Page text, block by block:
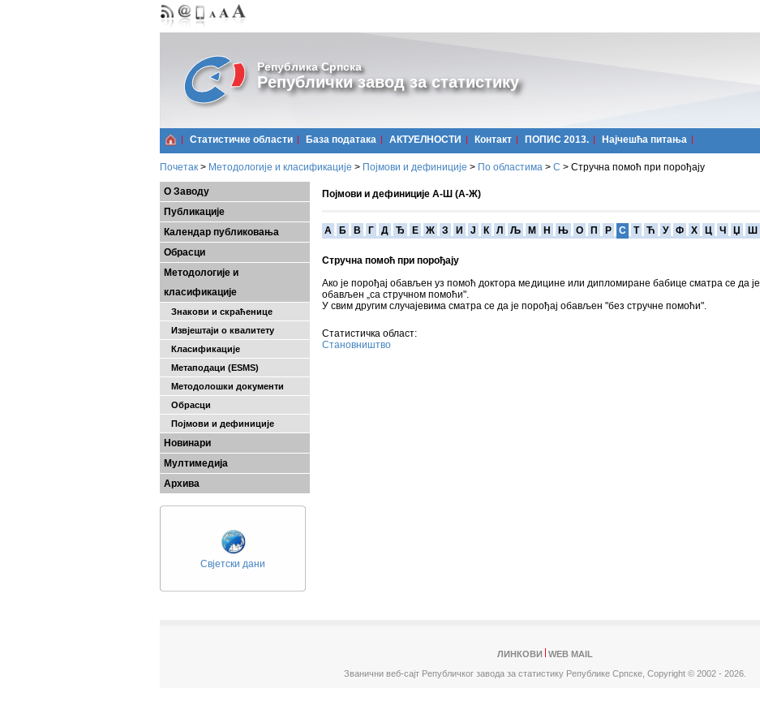
Република Српска
Републички завод за статистику
Статистичке области Базa података АКТУЕЛНОСТИ Контакт ПОПИС 2013. Најчешћa питања
Почетак > Методологије и класификације > Појмови и дефиниције > По областима > С > Стручна помоћ при порођају
О Заводу
Публикације
Календар публиковања
Обрасци
Методологије и
класификације
Знакови и скраћенице
Извјештаји о квалитету
Класификације
Метаподаци (ESMS)
Методолошки документи
Обрасци
Појмови и дефиниције
Новинари
Мултимедија
Архива
Свјетски дани
Појмови и дефиниције А-Ш (А-Ж)
A Б В Г Д Ђ Е Ж З И Ј К Л Љ М Н Њ О П Р С Т Ћ У Ф Х Ц Ч Џ Ш
Стручна помоћ при порођају
Ако је порођај обављен уз помоћ доктора медицине или дипломиране бабице сматра се да је
обављен „са стручном помоћи".
У свим другим случајевима сматра се да је порођај обављен "без стручне помоћи".
Статистичка област:
Становништво
ЛИНКОВИ
WEB MAIL
Званични веб-сајт Републичког завода за статистику Републике Српске, Copyright © 2002 - 2026.